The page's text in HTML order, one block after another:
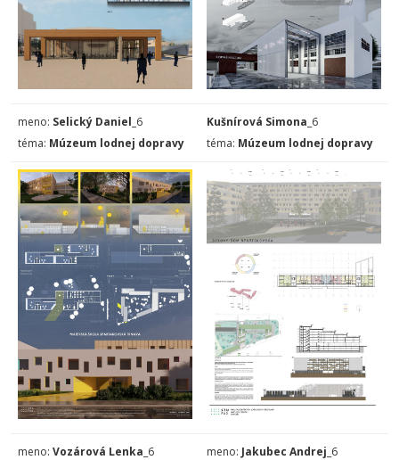
meno: Selický Daniel_ 6
téma: Múzeum lodnej dopravy
Kušnírová Simona _6
téma: Múzeum lodnej dopravy
meno: Vozárová Lenka _6
meno: Jakubec Andrej _6